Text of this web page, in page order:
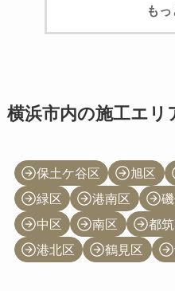
も
横浜市内の施工エリ
保土ケ谷区 旭区
緑区
港南区
中区
南区 都
港北区
鶴見区